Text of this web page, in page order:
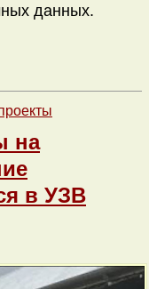
данных.
на
в УЗВ